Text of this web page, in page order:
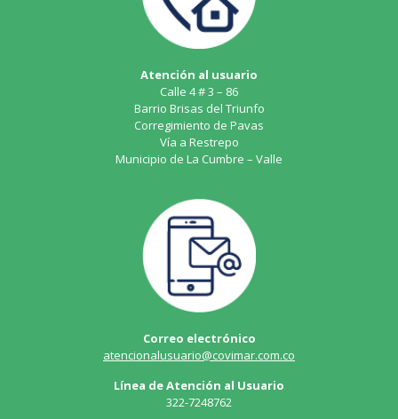
Atención al usuario
Calle 4 # 3 – 86
Barrio Brisas del Triunfo
Corregimiento de Pavas
Vía a Restrepo
Municipio de La Cumbre – Valle
Correo electrónico
atencionalusuario@covimar.com.co
Línea de Atención al Usuario
322-7248762